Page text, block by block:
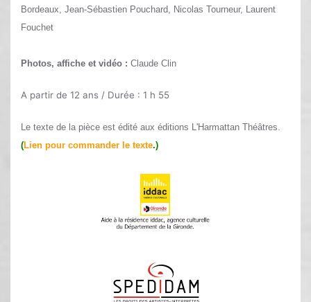
Bordeaux, Jean-Sébastien Pouchard, Nicolas Tourneur, Laurent
Fouchet
Photos, affiche et vidéo : Claude Clin
A partir de 12 ans / Durée : 1 h 55
Le texte de la pièce est édité aux éditions L'Harmattan Théâtres.
(Lien pour commander le texte.)